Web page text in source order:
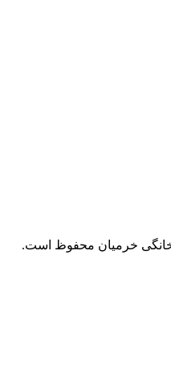
خرمیان محفوظ است.